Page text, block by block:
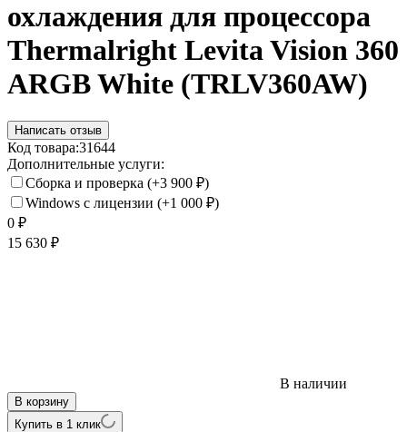
охлаждения для процессора
Thermalright Levita Vision 360
ARGB White (TRLV360AW)
Написать отзыв
Код товара:31644
Дополнительные услуги:
Сборка и проверка (+3 900 ₽)
Windows с лицензии (+1 000 ₽)
0 ₽
15 630 ₽
В наличии
В корзину
Купить в 1 клик